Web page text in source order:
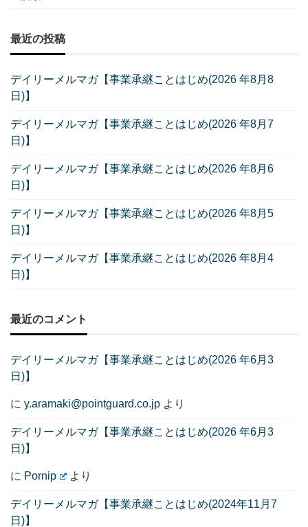
最近の投稿
デイリーメルマガ【事業承継ことはじめ(2026 年8月8
日)】
デイリーメルマガ【事業承継ことはじめ(2026 年8月7
日)】
デイリーメルマガ【事業承継ことはじめ(2026 年8月6
日)】
デイリーメルマガ【事業承継ことはじめ(2026 年8月5
日)】
デイリーメルマガ【事業承継ことはじめ(2026 年8月4
日)】
最近のコメント
デイリーメルマガ【事業承継ことはじめ(2026 年6月3
日)】
に y.aramaki@pointguard.co.jp より
デイリーメルマガ【事業承継ことはじめ(2026 年6月3
日)】
に Pornip より
デイリーメルマガ【事業承継ことはじめ(2024年11月7
日)】